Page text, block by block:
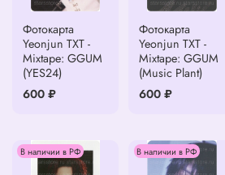
Фотокарта
Yeonjun TXT -
Mixtape: GGUM
(YES24)
600 ₽
Фотокарта
Yeonjun TXT -
Mixtape: GGUM
(Music Plant)
600 ₽
В наличии в РФ В наличии в РФ